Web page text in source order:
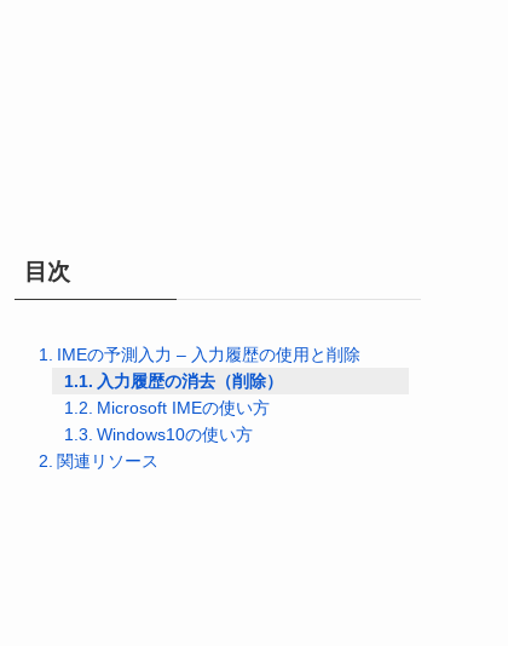
目次
IMEの予測入力 – 入力履歴の使用と削除
入力履歴の消去（削除）
Microsoft IMEの使い方
Windows10の使い方
関連リソース